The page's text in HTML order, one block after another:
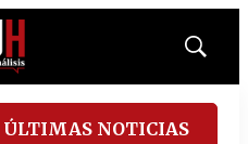
Mostrar
ÚLTIMAS NOTICIAS